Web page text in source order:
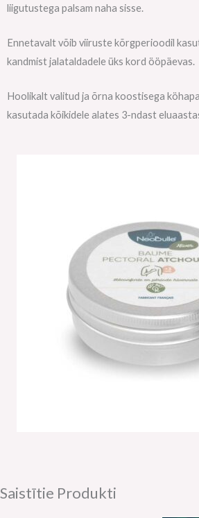
liigutustega palsam naha sisse.
Ennetavalt võib viiruste kõrgperioodil
kandmist jalataldadele üks kord ööpäevas.
Hoolikalt valitud ja õrna koostisega
kasutada kõikidele alates 3-ndast
Saistītie Produkti